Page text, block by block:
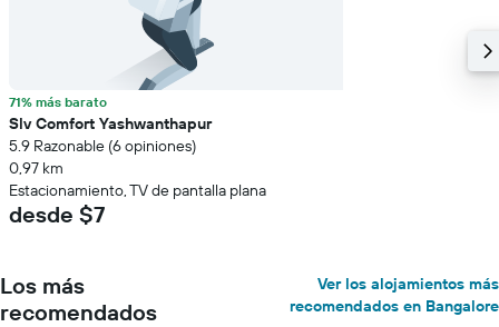
71% más barato
Slv Comfort Yashwanthapur
5.9 Razonable (6 opiniones)
0,97 km
Estacionamiento, TV de pantalla plana
desde $7
Los más
recomendados
Ver los alojamientos más
recomendados en Bangalore